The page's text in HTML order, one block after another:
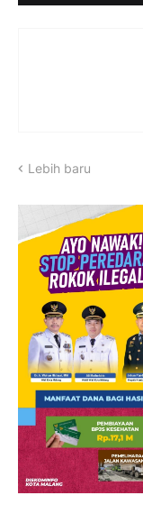
Lebih baru